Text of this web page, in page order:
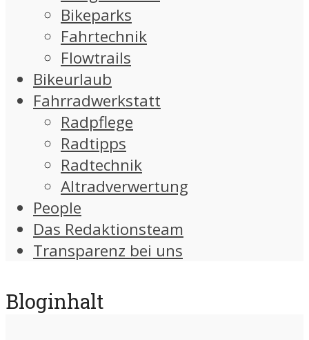
Bikeparks
Fahrtechnik
Flowtrails
Bikeurlaub
Fahrradwerkstatt
Radpflege
Radtipps
Radtechnik
Altradverwertung
People
Das Redaktionsteam
Transparenz bei uns
Bloginhalt